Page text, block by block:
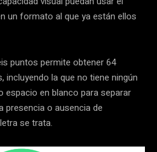
un formato al que ya están ellos
puntos permite obtener 64
la que no tiene ningún
espacio en blanco para separar
presencia o ausencia de
se trata.